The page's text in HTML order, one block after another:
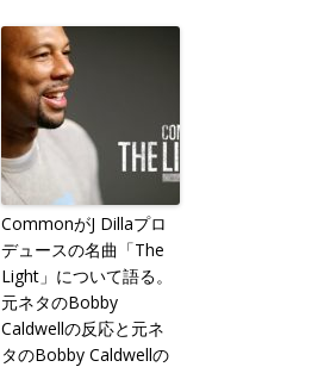
CommonがJ Dillaプロ
デュースの名曲「The
Light」について語る。
元ネタのBobby
Caldwellの反応と元ネ
タのBobby Caldwellの